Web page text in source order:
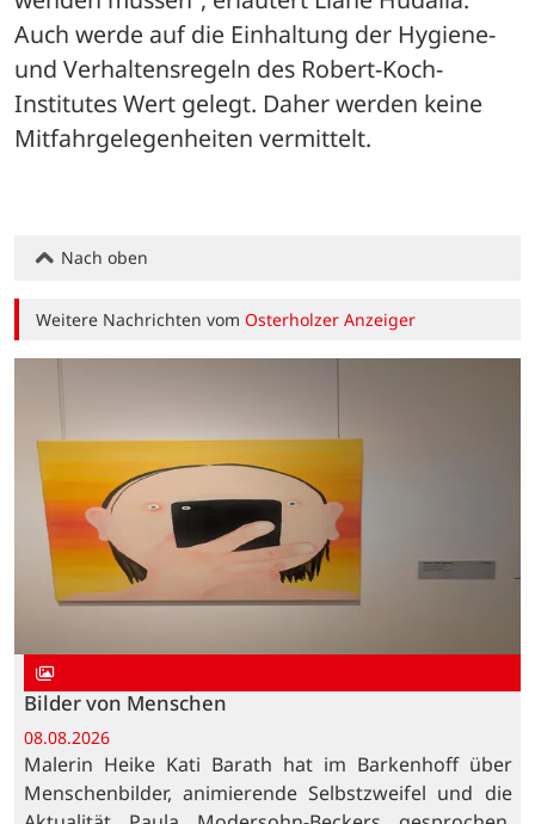
Auch werde auf die Einhaltung der Hygiene-
und Verhaltensregeln des Robert-Koch-
Institutes Wert gelegt. Daher werden keine
Mitfahrgelegenheiten vermittelt.
Nach oben
Weitere Nachrichten vomOsterholzer Anzeiger
Bilder von Menschen
08.08.2026
Malerin Heike Kati Barath hat im Barkenhoff über
Menschenbilder, animierende Selbstzweifel und die